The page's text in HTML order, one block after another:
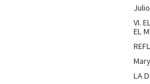
VI.
EL
LA